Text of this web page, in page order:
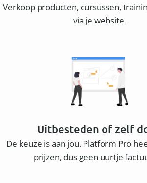
Verkoop producten, cursussen,
via je website.
Uitbesteden of zelf
De keuze is aan jou. Platform Pro
prijzen, dus geen uurtje